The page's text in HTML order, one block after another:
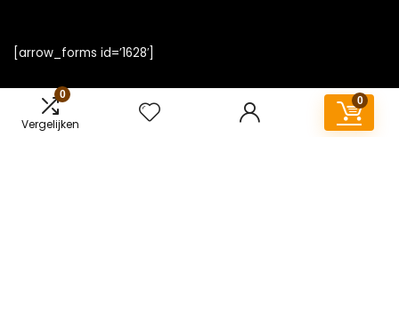
0
Vergelijken
0
[arrow_forms id=’1628′]